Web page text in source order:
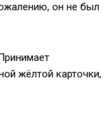
он не был
жёлтой карточки,